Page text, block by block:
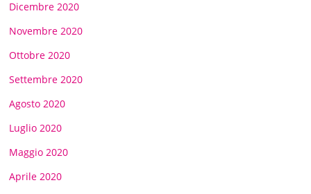
Dicembre 2020
Novembre 2020
Ottobre 2020
Settembre 2020
Agosto 2020
Luglio 2020
Maggio 2020
Aprile 2020